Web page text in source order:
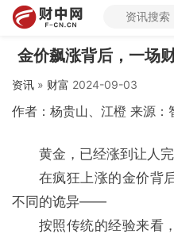
金价飙涨背后，一场
资讯 » 财富 2024-09-03
作者：杨贵山、江橙 来源：
黄金，已经涨到让人
在疯狂上涨的金价背
不同的诡异——
按照传统的经验来看